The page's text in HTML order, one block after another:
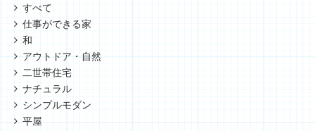
すべて
仕事ができる家
和
アウトドア・自然
二世帯住宅
ナチュラル
シンプルモダン
平屋